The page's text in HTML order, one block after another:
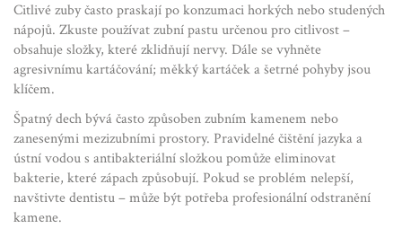
Citlivé zuby často praskají po konzumaci horkých nebo studených
nápojů. Zkuste používat zubní pastu určenou pro citlivost –
obsahuje složky, které zklidňují nervy. Dále se vyhněte
agresivnímu kartáčování; měkký kartáček a šetrné pohyby jsou
klíčem.
Špatný dech bývá často způsoben zubním kamenem nebo
zanesenými mezizubními prostory. Pravidelné čištění jazyka a
ústní vodou s antibakteriální složkou pomůže eliminovat
bakterie, které zápach způsobují. Pokud se problém nelepší,
navštivte dentistu – může být potřeba profesionální odstranění
kamene.